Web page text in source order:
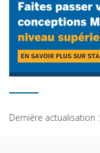
Dernière actualisation :